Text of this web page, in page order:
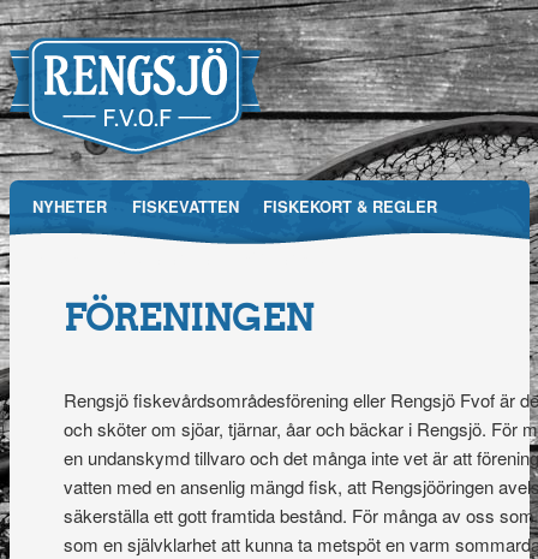
Main menu
Skip
content
NYHETER FISKEVATTEN FISKEKORT & REGLER
Rengsjö
Fiskevårdsområdesförening
FÖRENINGEN
Rengsjö fiskevårdsområdesförening eller Rengsjö Fvof är
och sköter om sjöar, tjärnar, åar och bäckar i Rengsjö. För
en undanskymd tillvaro och det många inte vet är att
vatten med en ansenlig mängd fisk, att Rengsjööringen
säkerställa ett gott framtida bestånd. För många av oss
som en självklarhet att kunna ta metspöt en varm